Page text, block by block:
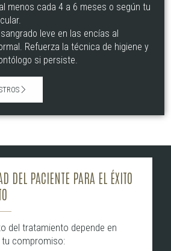
menos cada 4 a 6 meses o según tu
leve en las encías al
Refuerza la técnica de higiene y
si persiste.
DEL PACIENTE PARA EL ÉXITO
del tratamiento depende en
tu compromiso: